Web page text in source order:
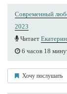
Современный
2023
Читает
6 часов 18
Хочу послушать